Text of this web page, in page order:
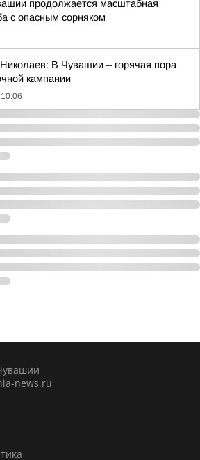
продолжается масштабная
с опасным сорняком
В Чувашии – горячая пора
кампании
10:06
news.ru